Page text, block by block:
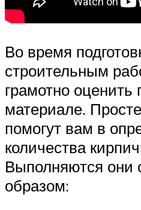
Во время
строительным
грамотно оценить
материале.
помогут вам в
количества
Выполняются
образом: